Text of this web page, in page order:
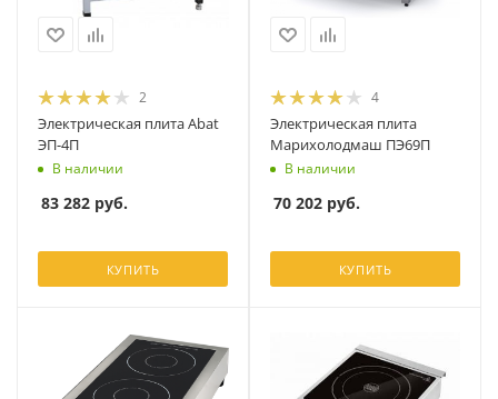
2
Электрическая плита Abat
ЭП-4П
В наличии
83 282 руб.
КУПИТЬ
4
Электрическая плита
Марихолодмаш ПЭ69П
В наличии
70 202 руб.
КУПИТЬ